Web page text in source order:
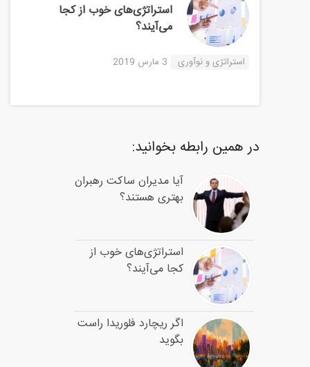
استراتژی‌های خوب از کجا
می‌آیند؟
استراتژی و نوآوری 3 مارس 2019
در همین رابطه بخوانید:
آیا مدیران ساکت رهبران
بهتری هستند؟
استراتژی‌های خوب از
کجا می‌آیند؟
اگر ریچارد فلوریدا راست
بگوید